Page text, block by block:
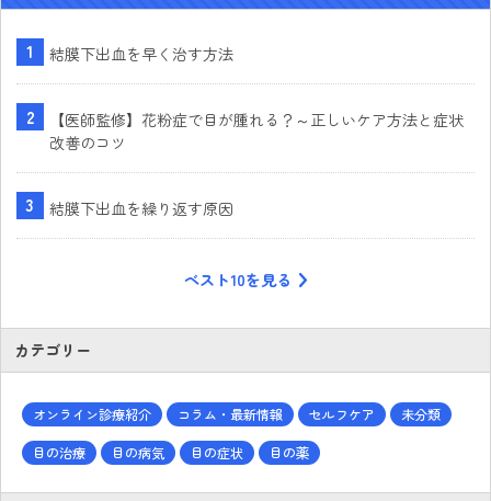
結膜下出血を早く治す方法
【医師監修】花粉症で目が腫れる？～正しいケア方法と症状
改善のコツ
結膜下出血を繰り返す原因
ベスト10を見る
カテゴリー
オンライン診療紹介 コラム・最新情報 セルフケア 未分類
目の治療 目の病気 目の症状 目の薬